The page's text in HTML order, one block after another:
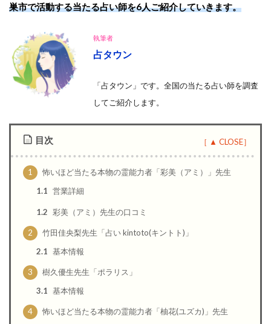
巣市で活動する当たる占い師を6人ご紹介していきます。
執筆者
占タウン
「占タウン」です。全国の当たる占い師を調査
してご紹介します。
目次
1
怖いほど当たる本物の霊能力者「彩美（アミ）」先生
1.1 営業詳細
1.2 彩美（アミ）先生の口コミ
2
竹田佳央梨先生「占い kintoto(キントト)」
2.1 基本情報
3
樹久優生先生「ポラリス」
3.1 基本情報
4
怖いほど当たる本物の霊能力者「柚花(ユズカ)」先生